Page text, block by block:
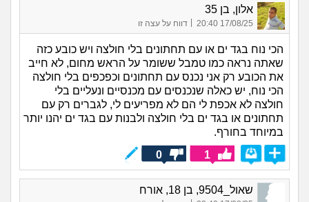
אלון, בן 35
17/08/25 20:40
| דווח על עצה זו
הכי נוח בגד ים או עם תחתונים בלי חולצה ויש כובע כזה
שאתה נראה כמו טמבל ששומר על הראש מחום, לא חייב
את הכובע רק אני נכנס עם תחתונים וכפכפים בלי חולצה
הכי נוח, יש כאלה שנכנסים עם מכנסיים ונעליים בלי
חולצה לא אכפת לי הם לא מפריעים לי, לגברים רק עם
תחתונים או בגד ים בלי חולצה ולבנות עם בגד ים יהנו יותר
במיוחד בחורף.
1
0
שאול_9504, בן 18, אורח